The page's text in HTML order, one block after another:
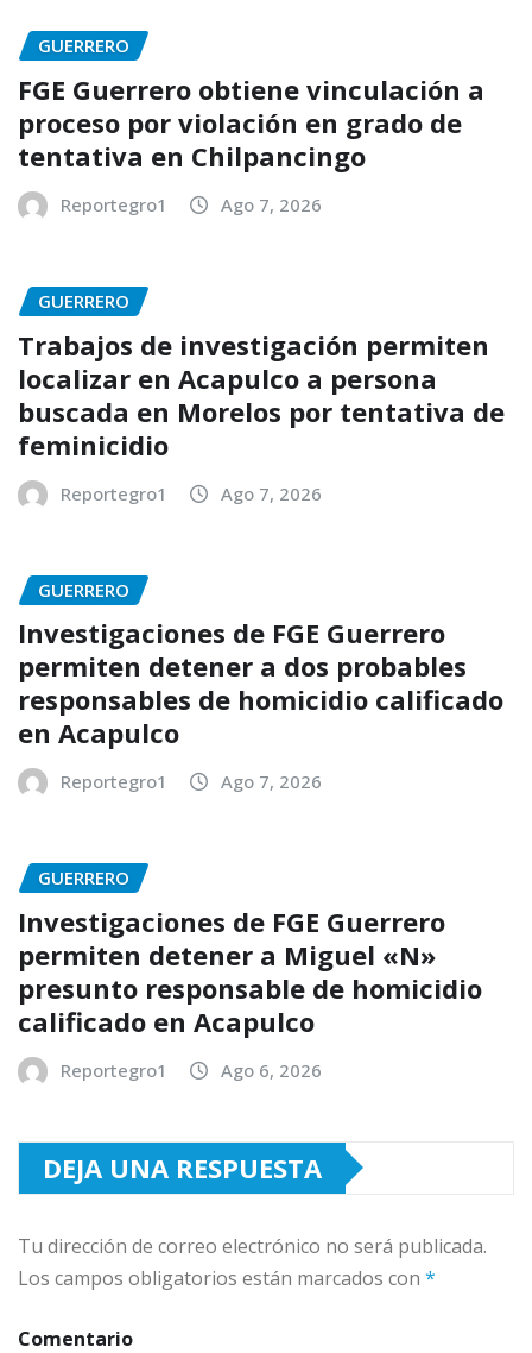
GUERRERO
FGE Guerrero obtiene vinculación a
proceso por violación en grado de
tentativa en Chilpancingo
Reportegro1 Ago 7, 2026
GUERRERO
Trabajos de investigación permiten
localizar en Acapulco a persona
buscada en Morelos por tentativa de
feminicidio
Reportegro1 Ago 7, 2026
GUERRERO
Investigaciones de FGE Guerrero
permiten detener a dos probables
responsables de homicidio calificado
en Acapulco
Reportegro1 Ago 7, 2026
GUERRERO
Investigaciones de FGE Guerrero
permiten detener a Miguel «N»
presunto responsable de homicidio
calificado en Acapulco
Reportegro1 Ago 6, 2026
DEJA UNA RESPUESTA
Tu dirección de correo electrónico no será publicada.
Los campos obligatorios están marcados con *
Comentario